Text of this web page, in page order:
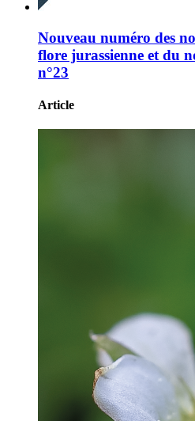
Nouveau numéro des
flore jurassienne et du
n°23
Article